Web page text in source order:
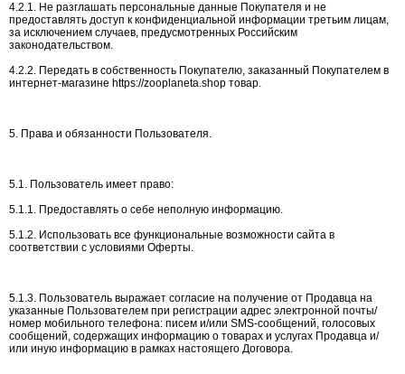
4.2.1. Не разглашать персональные данные Покупателя и не
предоставлять доступ к конфиденциальной информации третьим лицам,
за исключением случаев, предусмотренных Российским
законодательством.
4.2.2. Передать в собственность Покупателю, заказанный Покупателем в
интернет-магазине https://zooplaneta.shop товар.
5. Права и обязанности Пользователя.
5.1. Пользователь имеет право:
5.1.1. Предоставлять о себе неполную информацию.
5.1.2. Использовать все функциональные возможности сайта в
соответствии с условиями Оферты.
5.1.3. Пользователь выражает согласие на получение от Продавца на
указанные Пользователем при регистрации адрес электронной почты/
номер мобильного телефона: писем и/или SMS-сообщений, голосовых
сообщений, содержащих информацию о товарах и услугах Продавца и/
или иную информацию в рамках настоящего Договора.